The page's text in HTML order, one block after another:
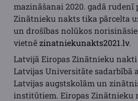
mazināšanai 2020. gadā rudenī
Zinātnieku nakts tika pārcelta
un drošības nolūkos
vietnēzinatniekunakts2021.lv.
Latvijā Eiropas Zinātnieku nakti
Latvijas Universitāte sadarbībā
Latvijas augstskolām un
institūtiem. Eiropas Zinātnieku